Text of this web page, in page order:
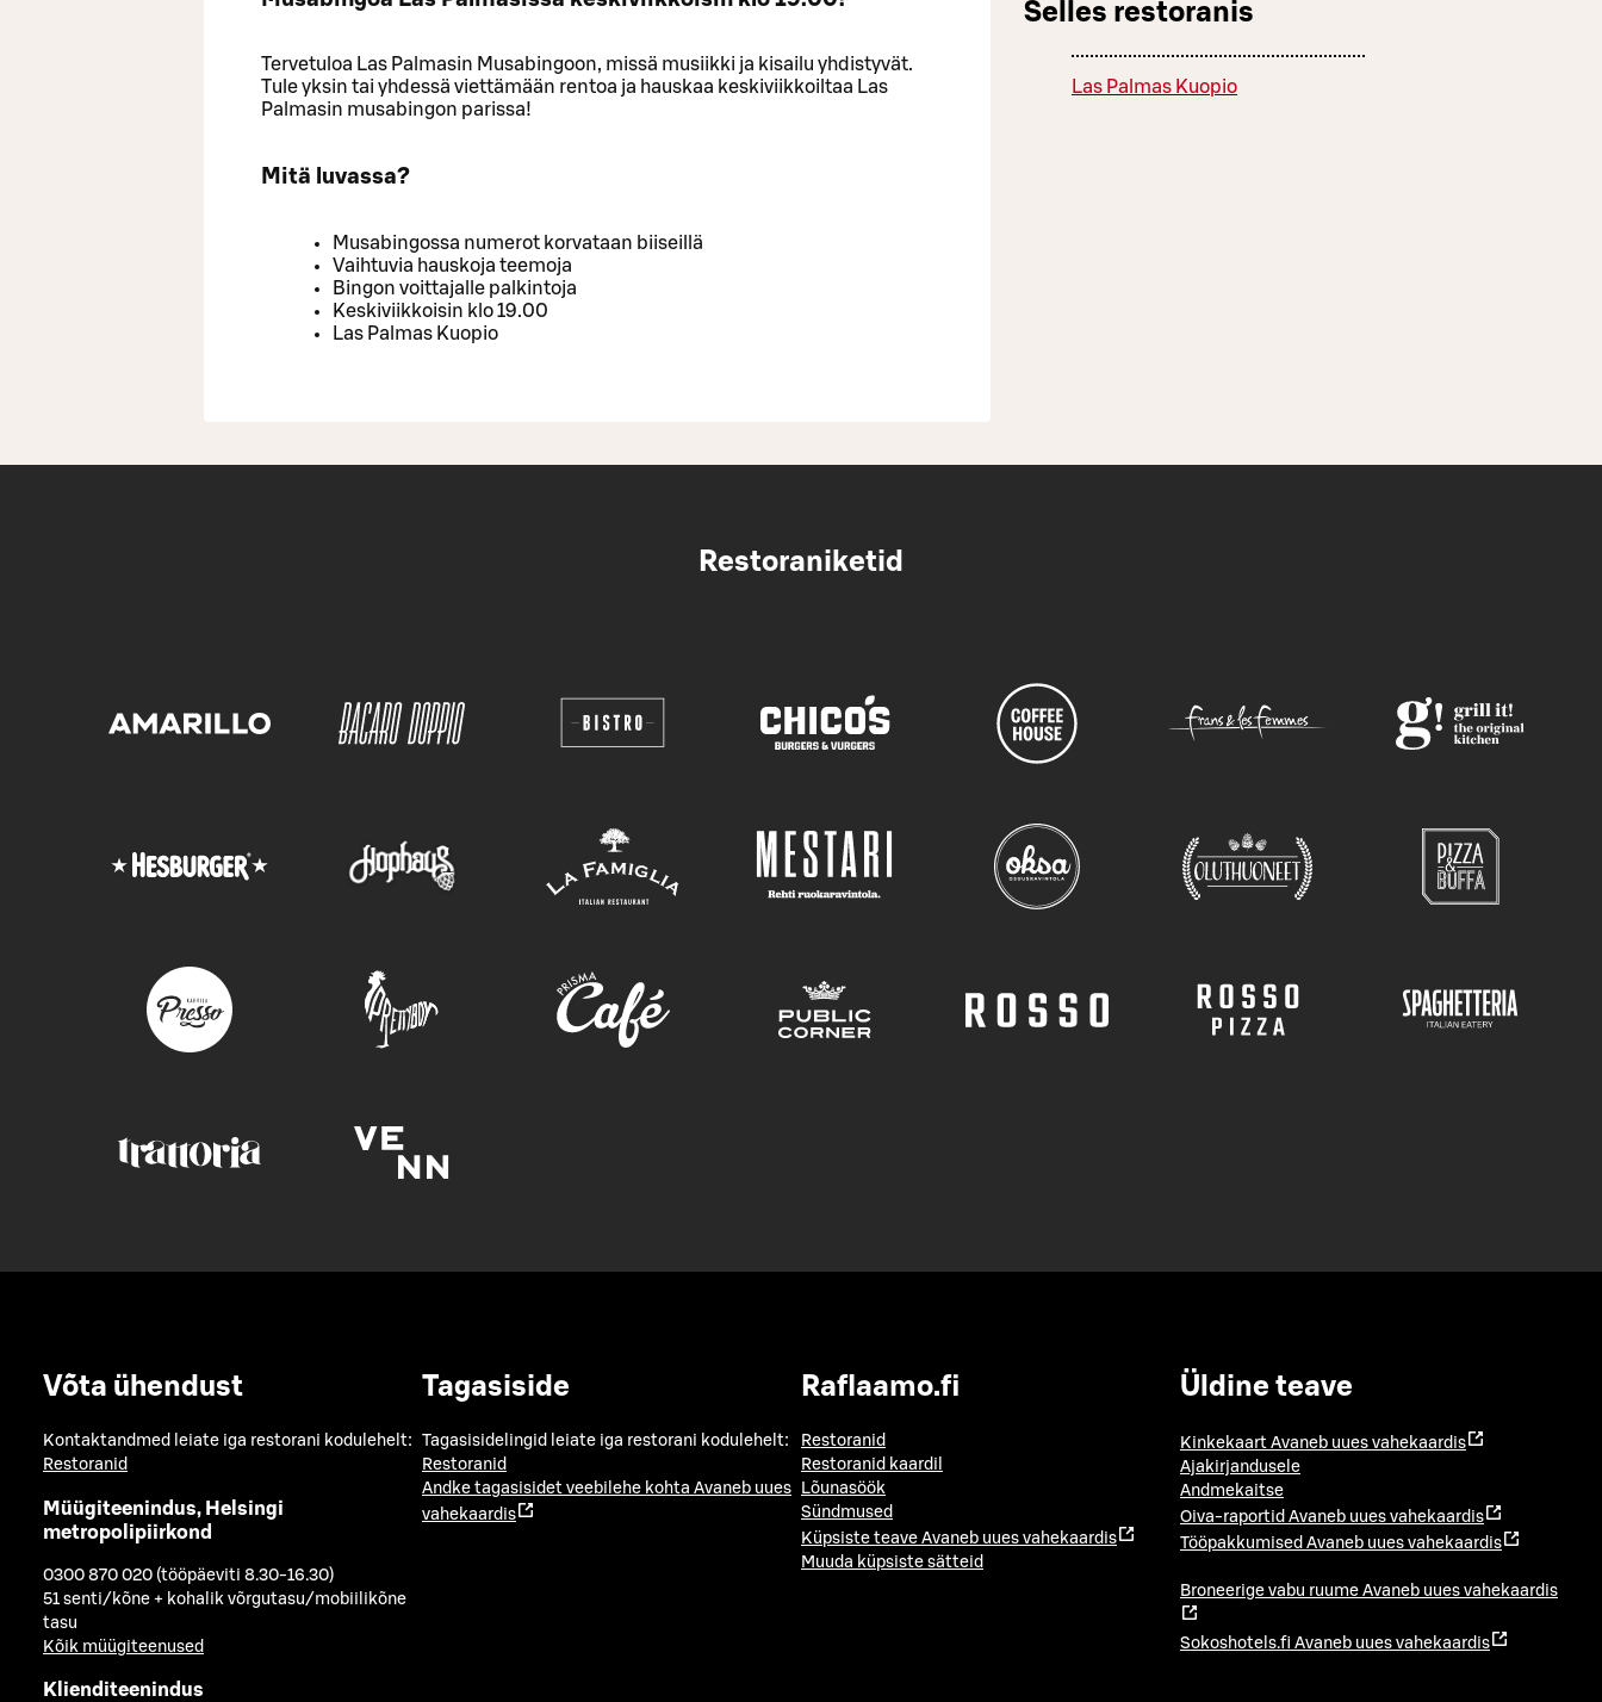
Tervetuloa Las Palmasin Musabingoon, missä musiikki ja kisailu yhdistyvät.
Tule yksin tai yhdessä viettämään rentoa ja hauskaa keskiviikkoiltaa Las
Palmasin musabingon parissa!
Mitä luvassa?
Musabingossa numerot korvataan biiseillä
Vaihtuvia hauskoja teemoja
Bingon voittajalle palkintoja
Keskiviikkoisin klo 19.00
Las Palmas Kuopio
Selles restoranis
Las Palmas Kuopio
Restoraniketid
Võta ühendust
Kontaktandmed leiate iga restorani kodulehelt:
Restoranid
Müügiteenindus, Helsingi
metropolipiirkond
0300 870 020 (tööpäeviti 8.30-16.30)
51 senti/kõne + kohalik võrgutasu/mobiilikõne
tasu
Kõik müügiteenused
Klienditeenindus
Tagasiside
Tagasisidelingid leiate iga restorani kodulehelt:
Restoranid
Andke tagasisidet veebilehe kohta Avaneb uues
vahekaardis
Raflaamo.fi
Restoranid
Restoranid kaardil
Lõunasöök
Sündmused
Küpsiste teave Avaneb uues vahekaardis
Muuda küpsiste sätteid
Üldine teave
Kinkekaart Avaneb uues vahekaardis
Ajakirjandusele
Andmekaitse
Oiva-raportid Avaneb uues vahekaardis
Tööpakkumised Avaneb uues vahekaardis
Broneerige vabu ruume Avaneb uues vahekaardis
Sokoshotels.fi Avaneb uues vahekaardis